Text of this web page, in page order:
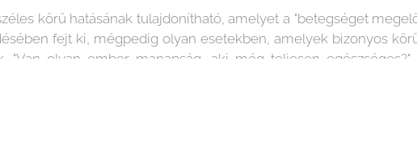
körű hatásának tulajdonítható, amelyet a "betegséget
fejt ki, mégpedig olyan esetekben, amelyek bizonyos
"Van olyan ember manapság, aki még teljesen